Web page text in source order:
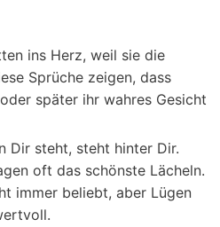
ins Herz, weil sie die
Sprüche zeigen, dass
später ihr wahres Gesicht
Dir steht, steht hinter Dir.
oft das schönste Lächeln.
immer beliebt, aber Lügen